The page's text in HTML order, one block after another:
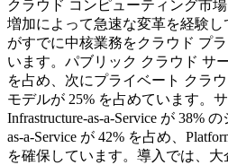
クラウド コンピューティング市
増加によって急速な変革を経験し
がすでに中核業務をクラウド プ
います。パブリック クラウド サ
を占め、次にプライベート クラ
モデルが 25% を占めています。
Infrastructure-as-a-Service が 38%
as-a-Service が 42% を占め、
を確保しています。導入では、大